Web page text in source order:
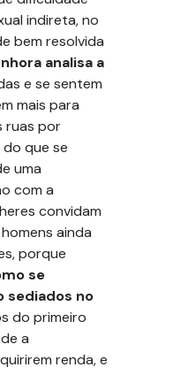
indireta, no
bem resolvida
analisa a
e se sentem
mais para
ruas por
que se
uma
com a
convidam
ainda
porque
se
sediados no
do primeiro
a
renda, e